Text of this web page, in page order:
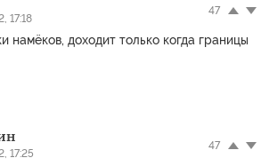
17:18
47
намёков, доходит только когда границы
17:25
47